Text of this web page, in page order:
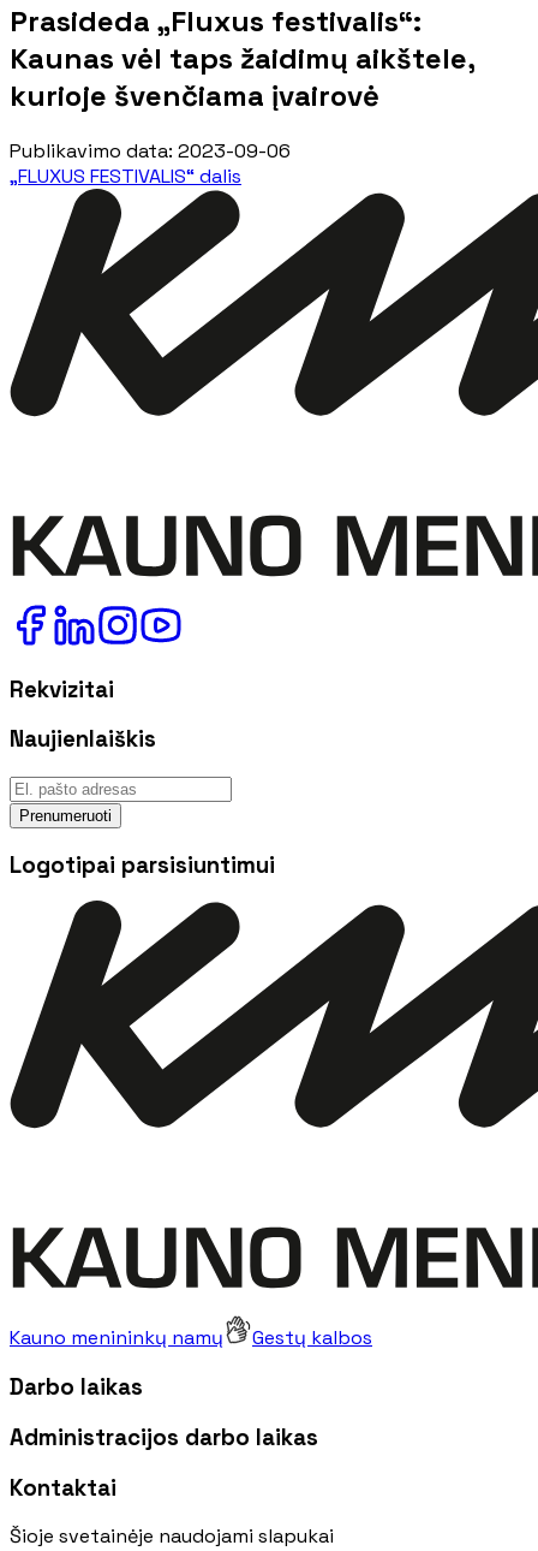
Prasideda „Fluxus festivalis“:
Kaunas vėl taps žaidimų aikštele,
kurioje švenčiama įvairovė
Publikavimo data: 2023-09-06
„FLUXUS FESTIVALIS“ dalis
Rekvizitai
Naujienlaiškis
Prenumeruoti
Logotipai parsisiuntimui
Kauno menininkų namų Gestų kalbos
Darbo laikas
Administracijos darbo laikas
Kontaktai
Šioje svetainėje naudojami slapukai